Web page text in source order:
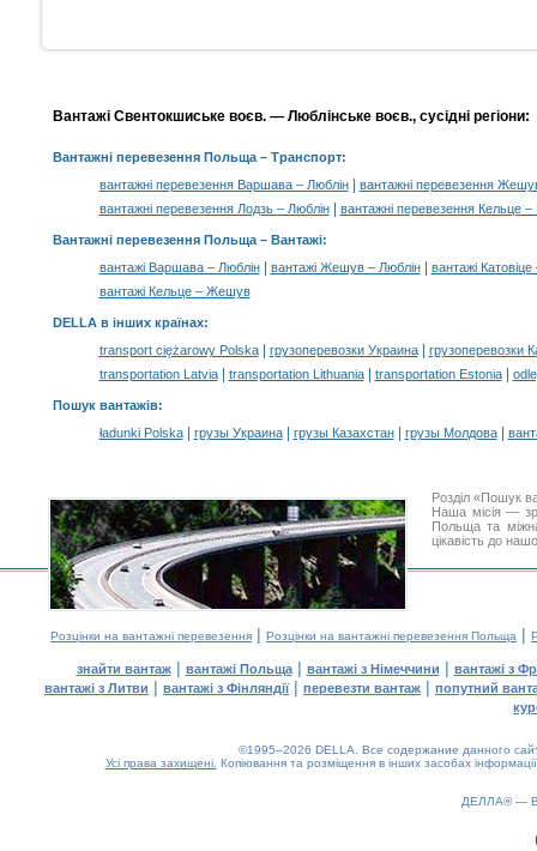
Вантажі Свентокшиське воєв. — Люблінське воєв., сусідні регіони:
Вантажні перевезення Польща– Транспорт:
вантажні перевезення Варшава – Люблін|
вантажні перевезення
вантажні перевезення Лодзь – Люблін| вантажні перевезення Кельце
Вантажні перевезення Польща – Вантажі:
вантажі Варшава – Люблін| вантажі Жешув – Люблін|
вантажі
вантажі Кельце – Жешув
DELLA в інших країнах:
transport ciężarowy Polska| грузоперевозки Украина|
грузоперевозки
transportation Latvia| transportation Lithuania| transportation Estonia|
Пошук вантажів:
ładunki Polska| грузы Украина| грузы Казахстан| грузы Молдова|
Розділ «Пошук
Наша місія —
Польща та
цікавість до
Розцінки на вантажні перевезення | Розцінки на вантажні перевезення Польща |
знайти вантаж| вантажі Польща| вантажі з Німеччини | вантажі з
вантажі з Литви | вантажі з Фінляндії| перевезти вантаж | попутний
©1995–2026 DELLA. Все содержание данного
Усі права захищені. Копіювання та розміщення в інших засобах
ДЕЛЛА® —